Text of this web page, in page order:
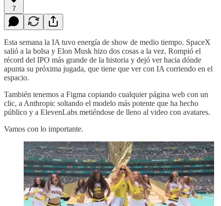
7
Esta semana la IA tuvo energía de show de medio tiempo. SpaceX
salió a la bolsa y Elon Musk hizo dos cosas a la vez. Rompió el
récord del IPO más grande de la historia y dejó ver hacia dónde
apunta su próxima jugada, que tiene que ver con IA corriendo en el
espacio.
También tenemos a Figma copiando cualquier página web con un
clic, a Anthropic soltando el modelo más potente que ha hecho
público y a ElevenLabs metiéndose de lleno al video con avatares.
Vamos con lo importante.